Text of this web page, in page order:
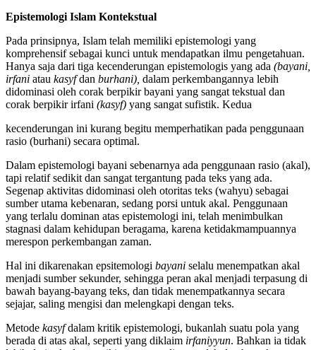
Epistemologi Islam Kontekstual
Pada prinsipnya, Islam telah memiliki epistemologi yang
komprehensif sebagai kunci untuk mendapatkan ilmu pengetahuan.
Hanya saja dari tiga kecenderungan epistemologis yang ada (bayani,
irfani atau kasyfdan burhani), dalam perkembangannya lebih
didominasi oleh corak berpikir bayani yang sangat tekstual dan
corak berpikir irfani (kasyf) yang sangat sufistik. Kedua
kecenderungan ini kurang begitu memperhatikan pada penggunaan
rasio (burhani) secara optimal.
Dalam epistemologi bayani sebenarnya ada penggunaan rasio (akal),
tapi relatif sedikit dan sangat tergantung pada teks yang ada.
Segenap aktivitas didominasi oleh otoritas teks (wahyu) sebagai
sumber utama kebenaran, sedang porsi untuk akal. Penggunaan
yang terlalu dominan atas epistemologi ini, telah menimbulkan
stagnasi dalam kehidupan beragama, karena ketidakmampuannya
merespon perkembangan zaman.
Hal ini dikarenakan epsitemologi bayani selalu menempatkan akal
menjadi sumber sekunder, sehingga peran akal menjadi terpasung di
bawah bayang-bayang teks, dan tidak menempatkannya secara
sejajar, saling mengisi dan melengkapi dengan teks.
Metode kasyfdalam kritik epistemologi, bukanlah suatu pola yang
berada di atas akal, seperti yang diklaim irfaniyyun. Bahkan ia tidak